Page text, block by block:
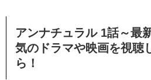
アンナチュラル 1話～最
気のドラマや映画を視聴
ら！